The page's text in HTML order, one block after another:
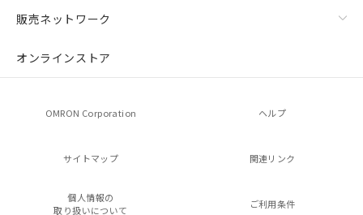
販売ネットワーク
オンラインストア
OMRON Corporation ヘルプ
サイトマップ 関連リンク
個人情報の
取り扱いについて
ご利用条件